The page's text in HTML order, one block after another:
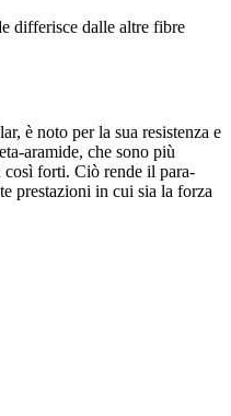
differisce dalle altre fibre
è noto per la sua resistenza e
aramide, che sono più
così forti. Ciò rende il para-
prestazioni in cui sia la forza